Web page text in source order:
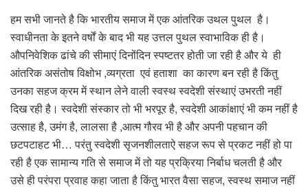
हम सभी जानते है कि भारतीय समाज में एक आंतरिक उथल पुथल है।
स्वाधीनता के इतने वर्षों के बाद भी यह उत्तल पुथल स्वाभाविक ही है।
औपनिवेशिक ढांचे की सीमाएं दिनोंदिन स्पष्टतर होती जा रही है और ये ही
आंतरिक असंतोष विक्षोभ ,व्यग्रता एवं हताशा का कारण बन रही है किंतु
उनका सहज क्रम में स्थान लेने वाली स्वस्थ स्वदेशी संस्थाएं उभरती नहीं
दिख रही है। स्वदेशी संस्कार तो भी भरपूर है, स्वदेशी आकांक्षाएं भी कम नहीं है
उत्साह है, उमंग है, लालसा है ,आत्म गौरव भी है और अपनी पहचान की
छटपटाहट भी… परंतु स्वदेशी सृजनशीलताऐ सहज रूप से प्रकट नहीं हो पा
रही है एक सामान्य गति से समाज में तो यह प्रक्रिया निर्बाध चलती है और
उसे ही परंपरा प्रवाह कहा जाता है किंतु भारत वैसा सहज, स्वस्थ समाज नहीं